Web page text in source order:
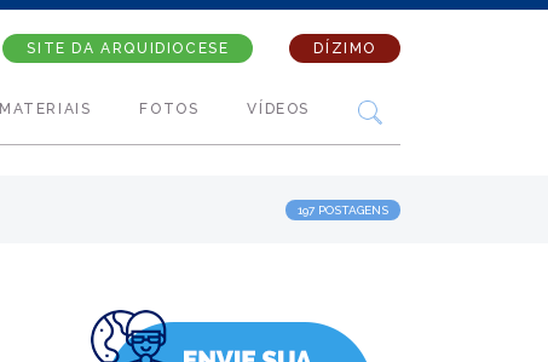
DÍZIMO
SITE DA ARQUIDIOCESE
VÍDEOS
FOTOS
MATERIAIS
197 POSTAGENS